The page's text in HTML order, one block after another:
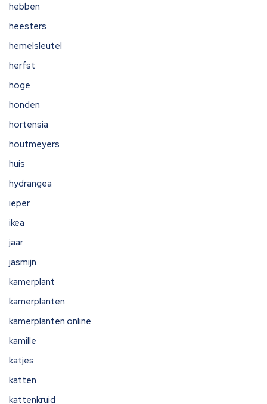
hebben
heesters
hemelsleutel
herfst
hoge
honden
hortensia
houtmeyers
huis
hydrangea
ieper
ikea
jaar
jasmijn
kamerplant
kamerplanten
kamerplanten online
kamille
katjes
katten
kattenkruid